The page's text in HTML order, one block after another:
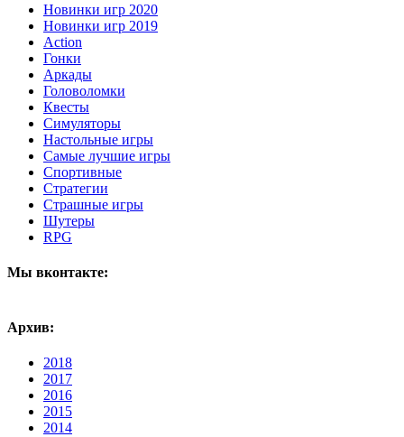
Новинки игр 2020
Новинки игр 2019
Action
Гонки
Аркады
Головоломки
Квесты
Симуляторы
Настольные игры
Самые лучшие игры
Спортивные
Стратегии
Страшные игры
Шутеры
RPG
Мы вконтакте:
Архив:
2018
2017
2016
2015
2014